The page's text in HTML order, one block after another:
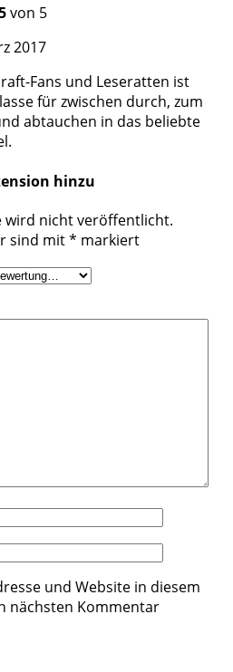
von 5
2017
Fans und Leseratten ist
für zwischen durch, zum
abtauchen in das beliebte
hinzu
wird nicht veröffentlicht.
sind mit* markiert
und Website in diesem
nächsten Kommentar